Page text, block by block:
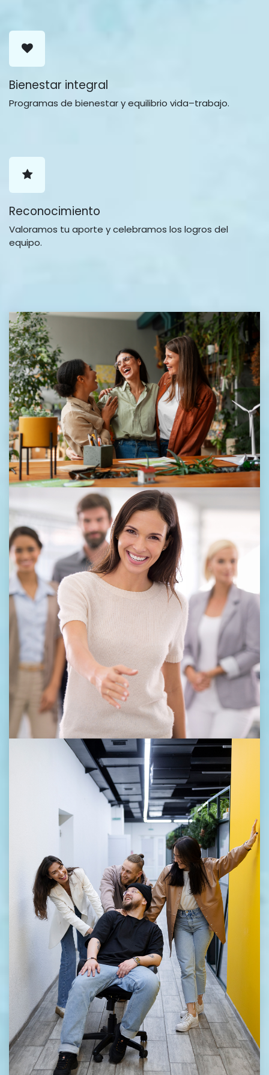
Bienestar integral
Programas de bienestar y equilibrio vida–trabajo.
Reconocimiento
Valoramos tu aporte y celebramos los logros del
equipo.